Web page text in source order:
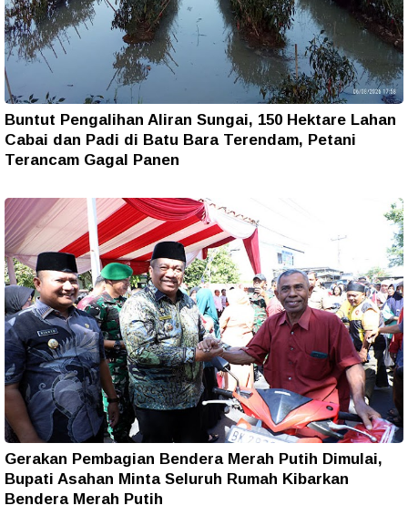
Buntut Pengalihan Aliran Sungai, 150 Hektare Lahan
Cabai dan Padi di Batu Bara Terendam, Petani
Terancam Gagal Panen
Gerakan Pembagian Bendera Merah Putih Dimulai,
Bupati Asahan Minta Seluruh Rumah Kibarkan
Bendera Merah Putih